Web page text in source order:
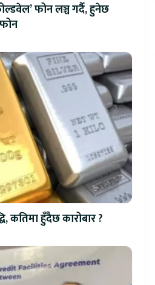
फोन लञ्च गर्दै, हुनेछ
कतिमा हुँदैछ कारोबार ?